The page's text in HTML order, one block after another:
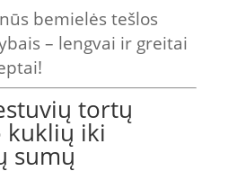
bemielės tešlos
– lengvai ir greitai
tortų
kuklių iki
sumų